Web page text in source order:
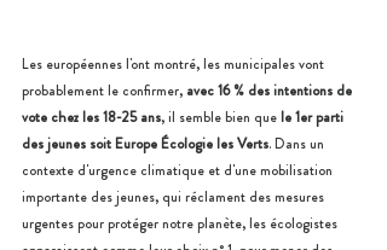
Les européennes l'ont montré, les municipales vont
probablement le confirmer, avec 16 % des intentions de
vote chez les 18-25 ans, il semble bien que le 1er parti
des jeunes soit Europe Écologie les Verts. Dans un
contexte d'urgence climatique et d'une mobilisation
importante des jeunes, qui réclament des mesures
urgentes pour protéger notre planète, les écologistes